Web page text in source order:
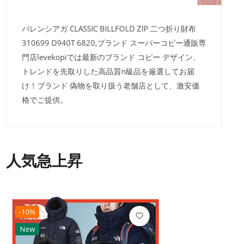
バレンシアガ CLASSIC BILLFOLD ZIP 二つ折り財布
310699 D940T 6820,ブランド スーパーコピー通販専
門店levekopiでは最新のブランド コピー デザイン、
トレンドを先取りした高品質n級品を厳選してお届
け！ブランド 偽物を取り扱う老舗店として、激安価
格でご提供。
人気急上昇
-10%
New